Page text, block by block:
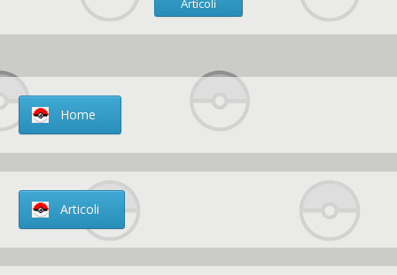
Articoli
Home
Articoli